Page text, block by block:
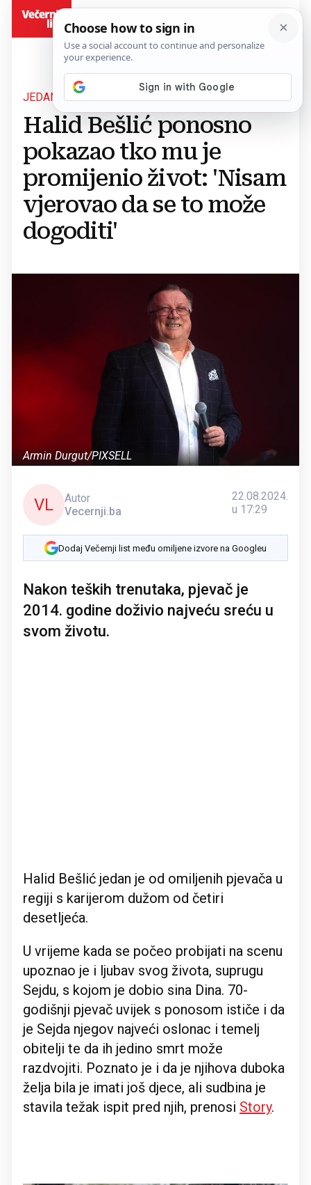
JEDAN JE OD OMILJENIH PJEVAČA U REGIJI
Halid Bešlić ponosno
pokazao tko mu je
promijenio život: 'Nisam
vjerovao da se to može
dogoditi'
Armin Durgut/PIXSELL
VL
Autor
Vecernji.ba
22.08.2024.
u 17:29
Dodaj Večernji list među omiljene izvore na Googleu
Nakon teških trenutaka, pjevač je
2014. godine doživio najveću sreću u
svom životu.
Halid Bešlić jedan je od omiljenih pjevača u
regiji s karijerom dužom od četiri
desetljeća.
U vrijeme kada se počeo probijati na scenu
upoznao je i ljubav svog života, suprugu
Sejdu, s kojom je dobio sina Dina. 70-
godišnji pjevač uvijek s ponosom ističe i da
je Sejda njegov najveći oslonac i temelj
obitelji te da ih jedino smrt može
razdvojiti. Poznato je i da je njihova duboka
želja bila je imati još djece, ali sudbina je
stavila težak ispit pred njih, prenosi Story.